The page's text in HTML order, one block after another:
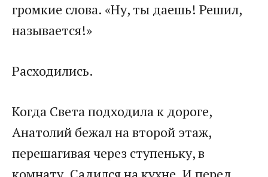
громкие слова. «Ну, ты даешь! Решил,
называется!»
Расходились.
Когда Света подходила к дороге,
Анатолий бежал на второй этаж,
перешагивая через ступеньку, в